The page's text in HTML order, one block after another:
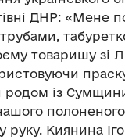
ДНР: «Мене
товаришу зі
родом із
руку. Киянина